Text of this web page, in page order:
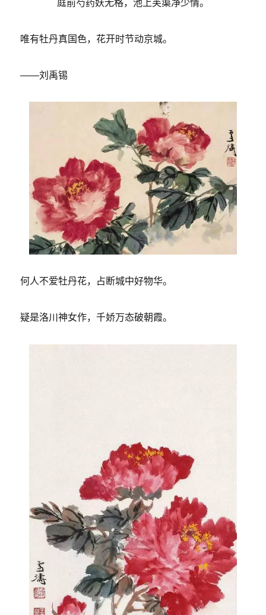
庭前芍药妖无格，池上芙蕖净少情。
唯有牡丹真国色，花开时节动京城。
——刘禹锡
何人不爱牡丹花，占断城中好物华。
疑是洛川神女作，千娇万态破朝霞。